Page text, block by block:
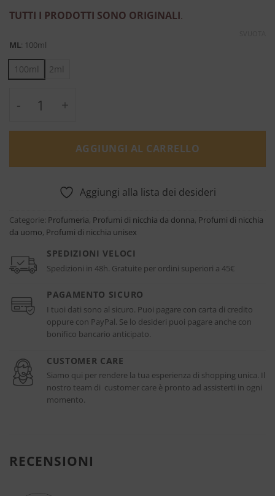
TUTTI I PRODOTTI SONO ORIGINALI.
ML: 100ml
100ml 2ml
Material - Amouage quantità
AGGIUNGI AL CARRELLO
Aggiungi alla lista dei desideri
Categorie: Profumeria, Profumi di nicchia da donna, Profumi di nicchia
da uomo, Profumi di nicchia unisex
SPEDIZIONI VELOCI
Spedizioni in 48h. Gratuite per ordini superiori a 45€
PAGAMENTO SICURO
I tuoi dati sono al sicuro. Puoi pagare con carta di credito
oppure con PayPal. Se lo desideri puoi pagare anche con
bonifico bancario anticipato.
CUSTOMER CARE
Siamo qui per rendere la tua esperienza di shopping unica. Il
nostro team di customer care è pronto ad assisterti in ogni
momento.
RECENSIONI